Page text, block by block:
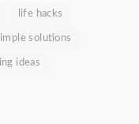
life hacks
solutions
ideas